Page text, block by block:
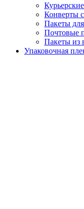
Конверты
Пакеты
Почтовые
Пакеты из
Упаковочная